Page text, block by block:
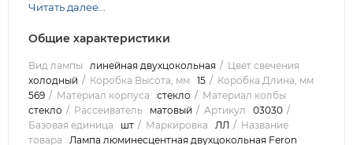
Читать далее...
Общие характеристики
Вид лампы линейная двухцокольная
Цвет свечения
холодный
Коробка Высота, мм 15
Коробка Длина, мм
569
Материал корпуса стекло
Материал колбы
стекло
Рассеиватель матовый Артикул
03030
Базовая единица
шт Маркировка ЛЛ
Название
товара
Лампа люминесцентная двухцокольная Feron